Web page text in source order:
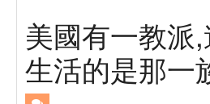
美國有一教派
生活的是那一